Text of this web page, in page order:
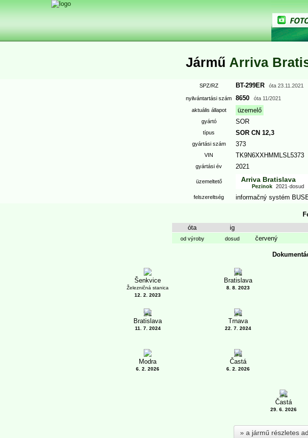
Jármű Arriva
SPZ/RZ BT-299ER óta 23.11.2021
nyilvántartási szám 8650 óta 11/2021
aktuális állapot
üzemelő
gyártó SOR
típus SOR CN 12,3
gyártási szám 373
VIN TK9N6XXHMMLSL5373
gyártási év 2021
üzemeltető Arriva Bratislava
Pezinok 2021-dosud
felszereltség
informačný systém
óta
ig
od výroby dosud červený
Šenkvice
Železničná stanica
12. 2. 2023
1
Bratislava
8. 8. 2023
2
Bratislava
11. 7. 2024
1
Trnava
22. 7. 2024
Modra
6. 2. 2026
1
Častá
6. 2. 2026
8
Častá
29. 6. 2026
a jármű részletes